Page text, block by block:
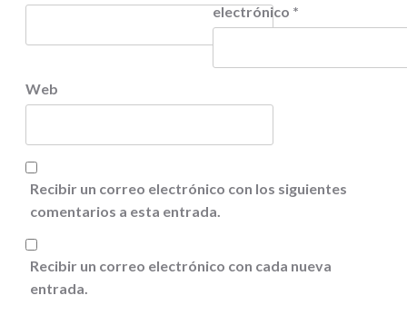
electrónico *
Web
Recibir un correo electrónico con los siguientes
comentarios a esta entrada.
Recibir un correo electrónico con cada nueva
entrada.